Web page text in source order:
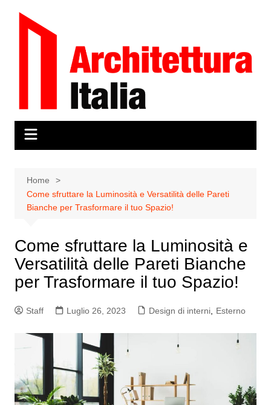
contenuto
Home
Come sfruttare la Luminosità e Versatilità delle Pareti
Bianche per Trasformare il tuo Spazio!
Come sfruttare la Luminosità e
Versatilità delle Pareti Bianche
per Trasformare il tuo Spazio!
Staff Luglio 26, 2023 Design di interni, Esterno